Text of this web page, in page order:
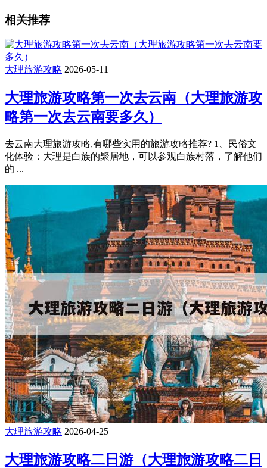
相关推荐
大理旅游攻略 2026-05-11
大理旅游攻略第一次去云南（大理旅游攻
略第一次去云南要多久）
去云南大理旅游攻略,有哪些实用的旅游攻略推荐? 1、民俗文
化体验：大理是白族的聚居地，可以参观白族村落，了解他们
的 ...
大理旅游攻略 2026-04-25
大理旅游攻略二日游（大理旅游攻略二日